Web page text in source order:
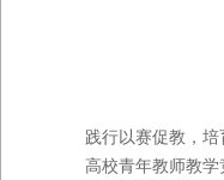
践行以赛促教，
高校青年教师教